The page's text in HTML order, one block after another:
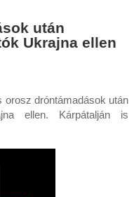
után
Ukrajna ellen
orosz dróntámadások után
ellen. Kárpátalján is